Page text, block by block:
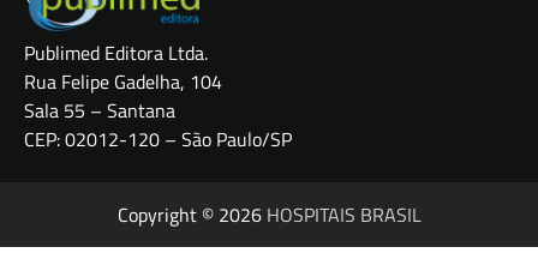
Publimed Editora Ltda.
Rua Felipe Gadelha, 104
Sala 55 – Santana
CEP: 02012-120 – São Paulo/SP
Copyright © 2026 HOSPITAIS BRASIL